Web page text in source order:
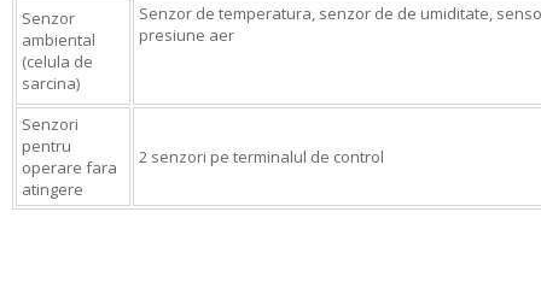
Senzor
ambiental
(celula de
sarcina)
Senzor de temperatura, senzor de de umiditate,
presiune aer
Senzori
pentru
operare fara
atingere
2 senzori pe terminalul de control